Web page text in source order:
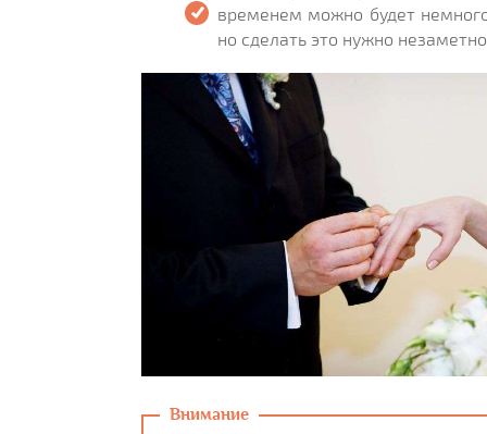
временем можно будет
но сделать это нужно